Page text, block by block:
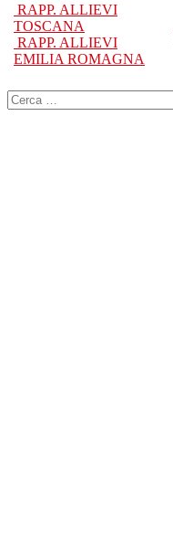
RAPP. ALLIEVI
TOSCANA
RAPP. ALLIEVI
EMILIA ROMAGNA
Ricerca
per: